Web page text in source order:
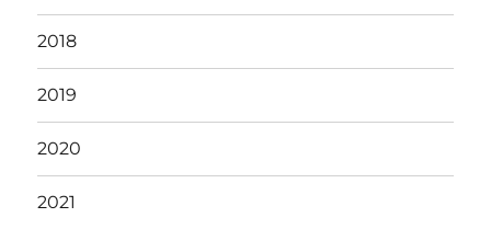
2018
2019
2020
2021